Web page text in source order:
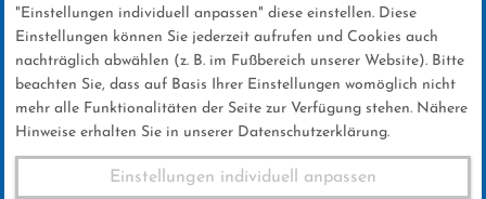
Inhalt
Warsteiner Orenberg Cup 2024
Warsteiner Orenberg Cup
"Einstellungen individuell anpassen" diese einstellen. Diese
Einstellungen können Sie jederzeit aufrufen und Cookies auch
nachträglich abwählen (z. B. im Fußbereich unserer Website). Bitte
beachten Sie, dass auf Basis Ihrer Einstellungen womöglich nicht
mehr alle Funktionalitäten der Seite zur Verfügung stehen. Nähere
Hinweise erhalten Sie in unserer Datenschutzerklärung.
Einstellungen individuell anpassen